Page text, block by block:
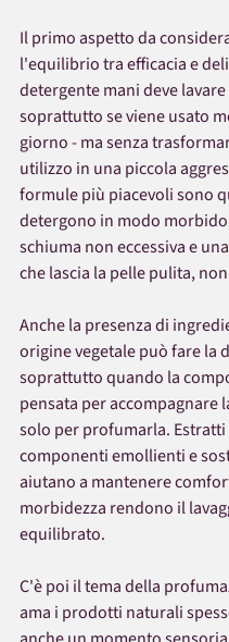
Il primo aspetto da
l'equilibrio tra efficacia e
detergente mani deve
soprattutto se viene usato
giorno - ma senza
utilizzo in una piccola
formule più piacevoli sono
detergono in modo
schiuma non eccessiva e
che lascia la pelle pulita,
Anche la presenza di
origine vegetale può fare la
soprattutto quando la
pensata per accompagnare
solo per profumarla.
componenti emollienti e
aiutano a mantenere
morbidezza rendono il
equilibrato.
C'è poi il tema della
ama i prodotti naturali